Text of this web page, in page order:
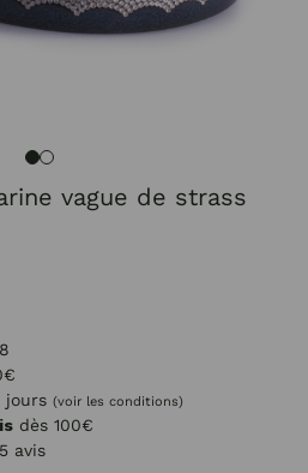
vague de strass
jours (voir les conditions)
dès 100€
avis